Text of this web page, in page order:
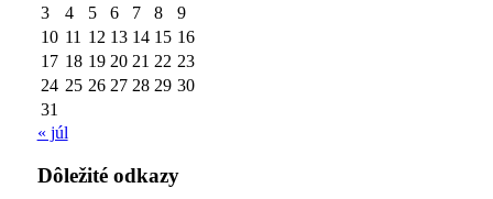
3 4 5 6 7 8
9
10 11 12 13 14 15 16
17 18 19 20 21 22 23
24 25 26 27 28 29 30
31
« júl
Dôležité odkazy